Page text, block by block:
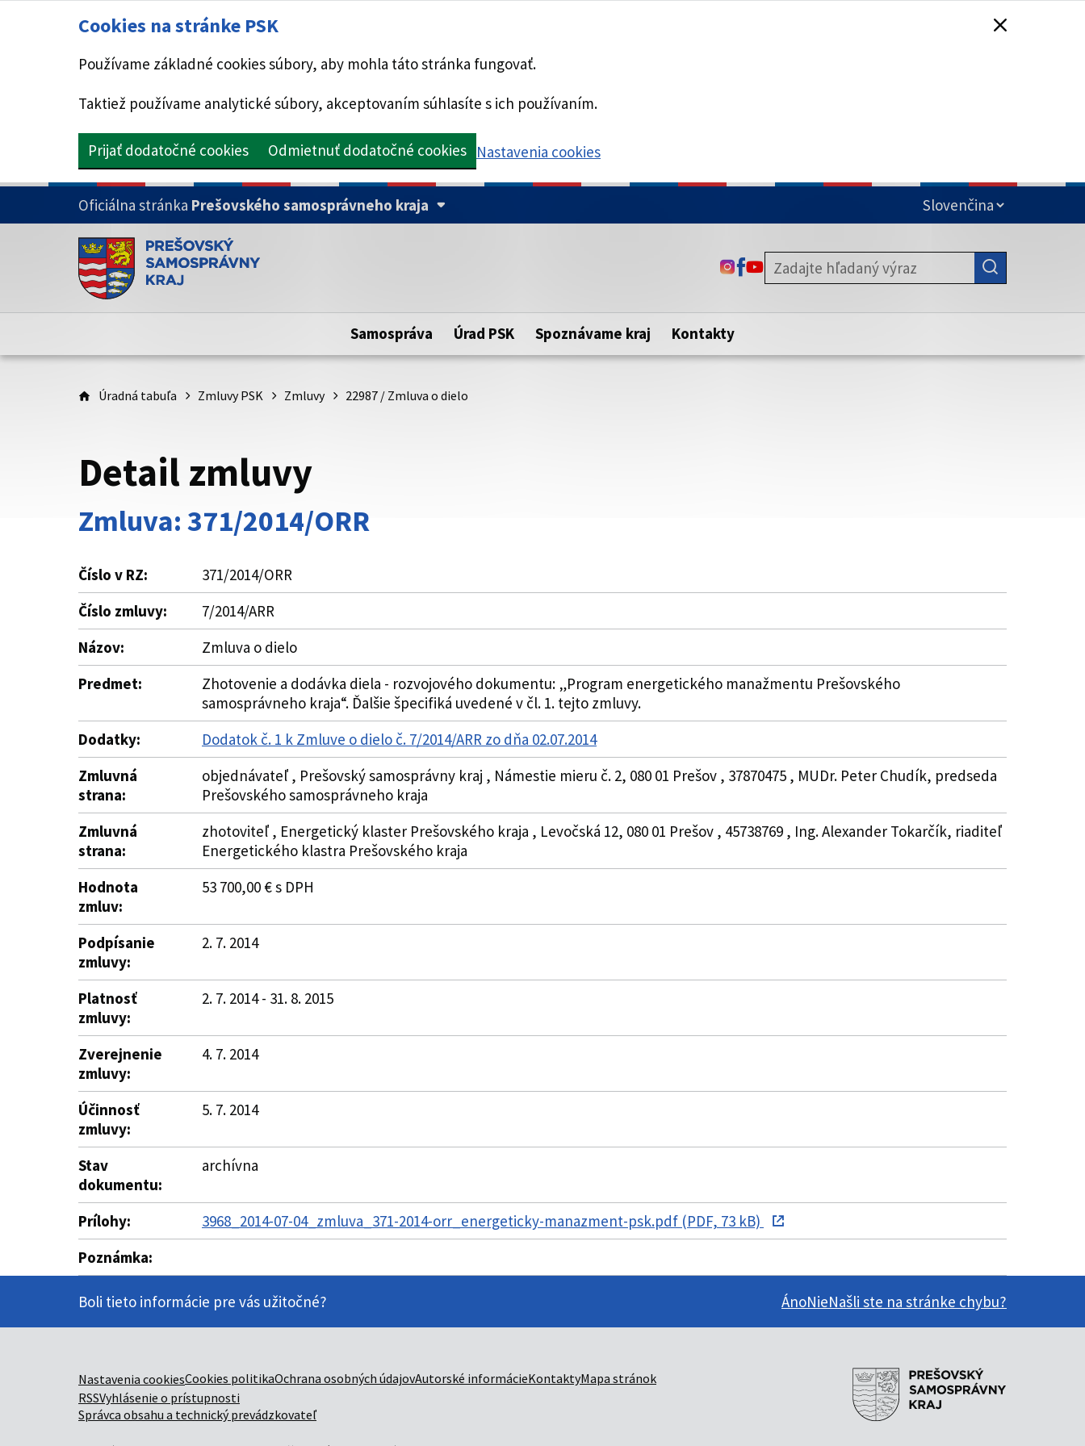
Cookies na stránke PSK
Používame základné cookies súbory, aby mohla táto stránka fungovať.
Taktiež používame analytické súbory, akceptovaním súhlasíte s ich používaním.
Prijať dodatočné cookies Odmietnuť dodatočné cookies Nastavenia cookies
PRESKOČIŤ NA HLAVNÝ OBSAH
Oficiálna stránka Prešovského samosprávneho kraja
Doména psk.sk je oficiálna
Toto je oficiálna webová stránka Prešovského samosprávneho kraja.
Táto stránka je zabezpečená
zabezpečenú webovú stránku. Zabezpečená stránka vždy začína
https:// pred názvom domény webového sídla.
ODKAZ SA OTVORÍ NA NOVEJ KARTE
ODKAZ SA OTVORÍ NA NOVEJ KARTE
ODKAZ SA OTVORÍ NA NOVEJ KARTE
Samospráva Úrad PSK Spoznávame kraj Kontakty
Úradná tabuľa Zmluvy PSK Zmluvy 22987 / Zmluva o dielo
Detail zmluvy
Zmluva: 371/2014/ORR
Číslo v RZ:
371/2014/ORR
Číslo zmluvy:
7/2014/ARR
Názov:
Zmluva o dielo
Predmet:
Zhotovenie a dodávka diela - rozvojového dokumentu: „Program energetického manažmentu Prešovského
samosprávneho kraja“. Ďalšie špecifiká uvedené v čl. 1. tejto zmluvy.
Dodatky:
Dodatok č. 1 k Zmluve o dielo č. 7/2014/ARR zo dňa 02.07.2014
Zmluvná
strana:
objednávateľ , Prešovský samosprávny kraj , Námestie mieru č. 2, 080 01 Prešov , 37870475 , MUDr. Peter Chudík, predseda
Prešovského samosprávneho kraja
Zmluvná
strana:
zhotoviteľ , Energetický klaster Prešovského kraja , Levočská 12, 080 01 Prešov , 45738769 , Ing. Alexander Tokarčík, riaditeľ
Energetického klastra Prešovského kraja
Hodnota
zmluv:
53 700,00 € s DPH
Podpísanie
zmluvy:
2. 7. 2014
Platnosť
zmluvy:
2. 7. 2014 - 31. 8. 2015
Zverejnenie
zmluvy:
4. 7. 2014
Účinnosť
zmluvy:
5. 7. 2014
Stav
dokumentu:
archívna
Prílohy:
3968_2014-07-04_zmluva_371-2014-orr_energeticky-manazment-psk.pdf (PDF, 73 kB)
Poznámka:
Boli tieto informácie pre vás užitočné? ÁnoNieNašli ste na stránke chybu?
Nastavenia cookiesCookies politikaOchrana osobných údajovAutorské informácieKontaktyMapa stránok
RSSVyhlásenie o prístupnosti
Správca obsahu a technický prevádzkovateľ